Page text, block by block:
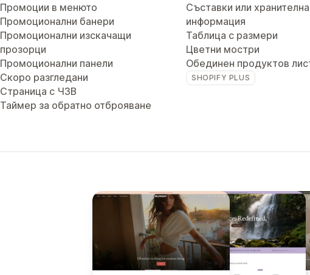
Промоции в менюто
Промоционални банери
Промоционални изскачащи
прозорци
Промоционални панели
Скоро разгледани
Страница с ЧЗВ
Таймер за обратно отброяване
Съставки или хранителна
информация
Таблица с размери
Цветни мостри
Обединен продуктов
SHOPIFY PLUS